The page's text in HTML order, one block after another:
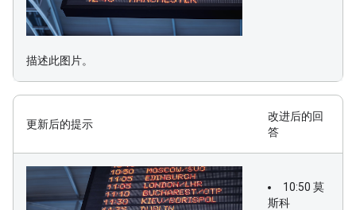
描述此图片。
更新后的提示
改进后的回
答
10:50 莫
斯科